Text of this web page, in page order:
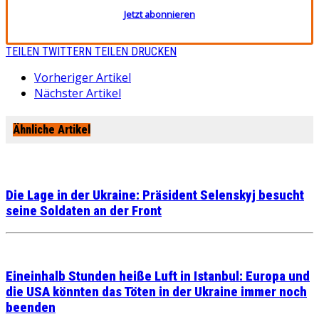
Jetzt abonnieren
TEILEN TWITTERN TEILEN DRUCKEN
Vorheriger Artikel
Nächster Artikel
Ähnliche Artikel
Die Lage in der Ukraine: Präsident Selenskyj besucht
seine Soldaten an der Front
Eineinhalb Stunden heiße Luft in Istanbul: Europa und
die USA könnten das Töten in der Ukraine immer noch
beenden